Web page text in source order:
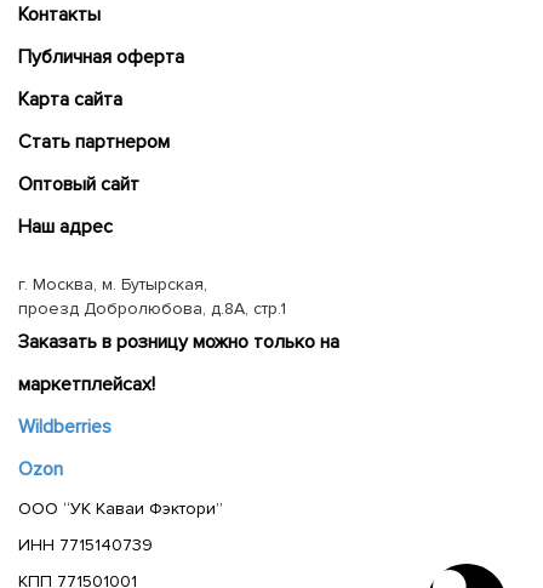
Контакты
Публичная оферта
Карта сайта
Cтать партнером
Оптовый сайт
Наш адрес
г. Москва, м. Бутырская,
проезд Добролюбова, д.8А, стр.1
Заказать в розницу можно только на
маркетплейсах!
Wildberries
Ozon
ООО “УК Каваи Фэктори”
ИНН 7715140739
КПП 771501001